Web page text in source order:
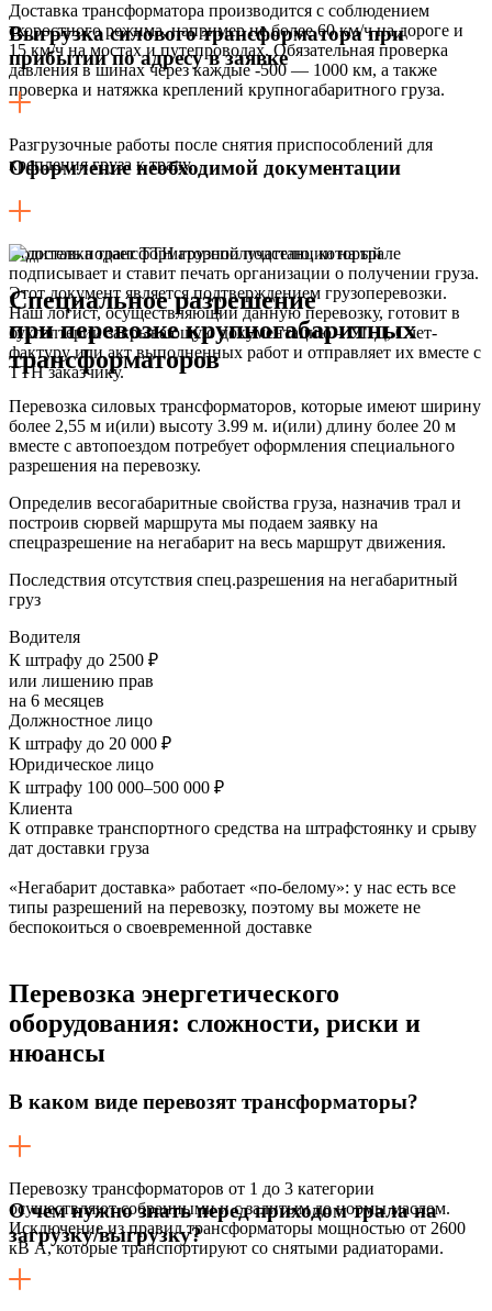
Доставка трансформатора производится с соблюдением
скоростного режима, например не более 60 км/ч на дороге и
15 км/ч на мостах и путепроводах. Обязательная проверка
давления в шинах через каждые -500 — 1000 км, а также
проверка и натяжка креплений крупногабаритного груза.
Выгрузка силового трансформатора при
прибытии по адресу в заявке
Разгрузочные работы после снятия приспособлений для
крепления груза к тралу.
Оформление необходимой документации
Водитель подает ТТН грузополучателю, который
подписывает и ставит печать организации о получении груза.
Этот документ является подтверждением грузоперевозки.
Наш логист, осуществляющий данную перевозку, готовит в
бухгалтерии закрывающую документацию – УПД, Счет-
фактуру или акт выполненных работ и отправляет их вместе с
ТТН заказчику.
Специальное разрешение
при перевозке крупногабаритных
трансформаторов
Перевозка силовых трансформаторов, которые имеют ширину
более 2,55 м и(или) высоту 3.99 м. и(или) длину более 20 м
вместе с автопоездом потребует оформления специального
разрешения на перевозку.
Определив весогабаритные свойства груза, назначив трал и
построив сюрвей маршрута мы подаем заявку на
спецразрешение на негабарит на весь маршрут движения.
Последствия отсутствия спец.разрешения на негабаритный
груз
Водителя
К штрафу до 2500 ₽
или лишению прав
на 6 месяцев
Должностное лицо
К штрафу до 20 000 ₽
Юридическое лицо
К штрафу 100 000–500 000 ₽
Клиента
К отправке транспортного средства на штрафстоянку и срыву
дат доставки груза
«Негабарит доставка» работает «по-белому»: у нас есть все
типы разрешений на перевозку, поэтому вы можете не
беспокоиться о своевременной доставке
Перевозка энергетического
оборудования: сложности, риски и
нюансы
В каком виде перевозят трансформаторы?
Перевозку трансформаторов от 1 до 3 категории
осуществляют собранными и с залитым до нормы маслом.
Исключение из правил трансформаторы мощностью от 2600
кВ А, которые транспортируют со снятыми радиаторами.
О чем нужно знать перед приходом трала на
загрузку/выгрузку?